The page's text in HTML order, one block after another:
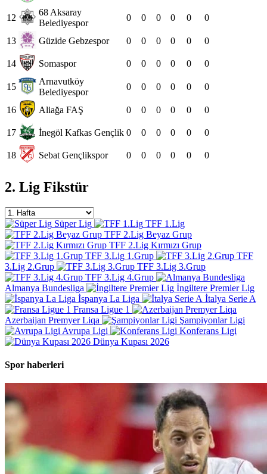
12
68 Aksaray
Belediyespor
0 0 0 0 0 0
13 Güzide Gebzespor 0 0 0 0 0 0
14 Somaspor 0 0 0 0 0 0
15
Arnavutköy
Belediyespor
0 0 0 0 0 0
16 Aliağa FAŞ 0 0 0 0 0 0
17 İnegöl Kafkas Gençlik 0 0 0 0 0 0
18 Sebat Gençlikspor 0 0 0 0 0 0
2. Lig Fikstür
Süper Lig
TFF 1.Lig
TFF 2.Lig Beyaz Grup
TFF 2.Lig Kırmızı Grup
TFF 3.Lig 1.Grup
TFF
3.Lig 2.Grup
TFF 3.Lig 3.Grup
TFF 3.Lig 4.Grup
Almanya Bundesliga
İngiltere Premier Lig
İspanya La Liga
İtalya Serie A
Fransa Ligue 1
Azerbaijan Premyer Liqa
Şampiyonlar Ligi
Avrupa Ligi
Konferans Ligi
Dünya Kupası 2026
Spor haberleri